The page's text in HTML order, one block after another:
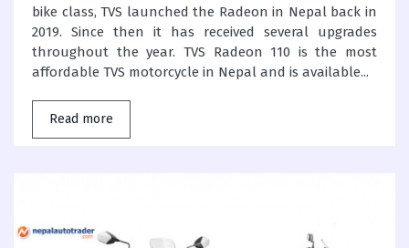
bike class, TVS launched the Radeon in Nepal back in
2019. Since then it has received several upgrades
throughout the year. TVS Radeon 110 is the most
affordable TVS motorcycle in Nepal and is available...
Read more